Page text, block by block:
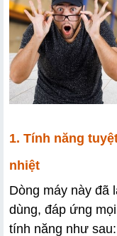
1. Tính năng
nhiệt
Dòng máy này đã
dùng, đáp ứng
tính năng như sau: